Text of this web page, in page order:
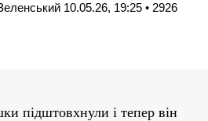
10.05.26, 19:25 • 2926
підштовхнули і тепер він